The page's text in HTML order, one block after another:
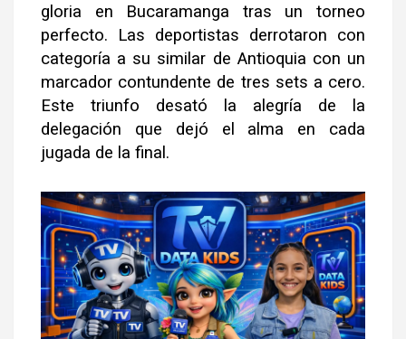
gloria en Bucaramanga tras un torneo
perfecto. Las deportistas derrotaron con
categoría a su similar de Antioquia con un
marcador contundente de tres sets a cero.
Este triunfo desató la alegría de la
delegación que dejó el alma en cada
jugada de la final.